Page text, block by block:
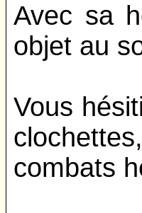
Avec sa
objet au
Vous
combats